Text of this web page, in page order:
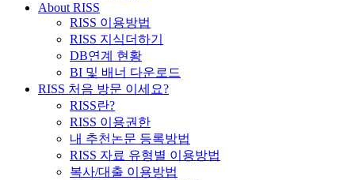
About RISS
RISS 이용방법
RISS 지식더하기
DB연계 현황
BI 및 배너 다운로드
RISS 처음 방문 이세요?
RISS란?
RISS 이용권한
내 추천논문 등록방법
RISS 자료 유형별 이용방법
복사/대출 이용방법